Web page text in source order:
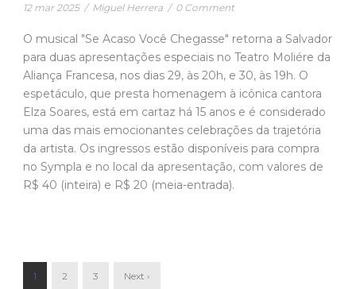
12 mar 2025 / Miguel Herrera / 0 Comment
O musical "Se Acaso Você Chegasse" retorna a Salvador
para duas apresentações especiais no Teatro Moliére da
Aliança Francesa, nos dias 29, às 20h, e 30, às 19h. O
espetáculo, que presta homenagem à icônica cantora
Elza Soares, está em cartaz há 15 anos e é considerado
uma das mais emocionantes celebrações da trajetória
da artista. Os ingressos estão disponíveis para compra
no Sympla e no local da apresentação, com valores de
R$ 40 (inteira) e R$ 20 (meia-entrada).
1 2 3 Next ›